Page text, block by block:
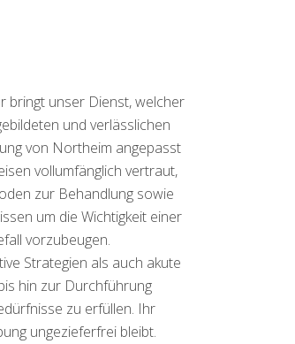
bringt unser Dienst, welcher
und verlässlichen
von Northeim angepasst
vollumfänglich vertraut,
zur Behandlung sowie
um die Wichtigkeit einer
vorzubeugen.
Strategien als auch akute
hin zur Durchführung
zu erfüllen. Ihr
ungezieferfrei bleibt.